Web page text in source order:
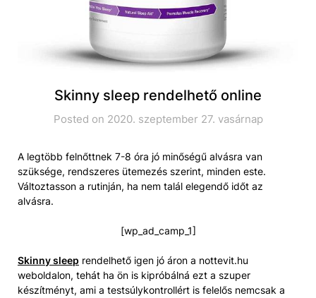
Skinny sleep rendelhető online
Posted on 2020. szeptember 27. vasárnap
A legtöbb felnőttnek 7-8 óra jó minőségű alvásra van
szüksége, rendszeres ütemezés szerint, minden este.
Változtasson a rutinján, ha nem talál elegendő időt az
alvásra.
[wp_ad_camp_1]
Skinny sleep rendelhető igen jó áron a nottevit.hu
weboldalon, tehát ha ön is kipróbálná ezt a szuper
készítményt, ami a testsúlykontrollért is felelős nemcsak a